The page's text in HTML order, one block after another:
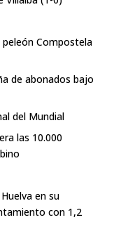
Compostela
de abonados bajo
del Mundial
las 10.000
en su
con 1,2